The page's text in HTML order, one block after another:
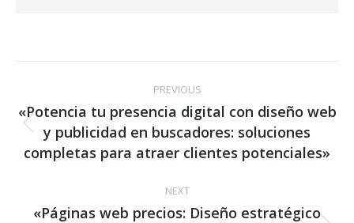
navigation
PREVIOUS
Previous
post:
«Potencia tu presencia digital con diseño web
y publicidad en buscadores: soluciones
completas para atraer clientes potenciales»
NEXT
«Páginas web precios: Diseño estratégico